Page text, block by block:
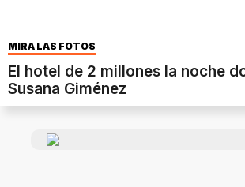
MIRÁ LAS FOTOS
El hotel de 2 millones la noche
Susana Giménez